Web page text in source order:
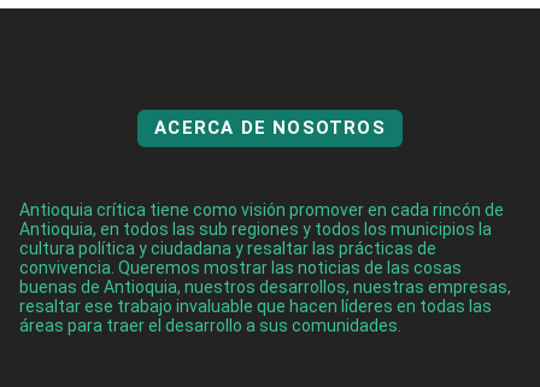
ACERCA DE NOSOTROS
Antioquia crítica tiene como visión promover en cada rincón de
Antioquia, en todos las sub regiones y todos los municipios la
cultura política y ciudadana y resaltar las prácticas de
convivencia. Queremos mostrar las noticias de las cosas
buenas de Antioquia, nuestros desarrollos, nuestras empresas,
resaltar ese trabajo invaluable que hacen líderes en todas las
áreas para traer el desarrollo a sus comunidades.